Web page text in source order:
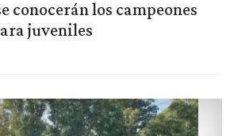
conocerán los campeones
juveniles